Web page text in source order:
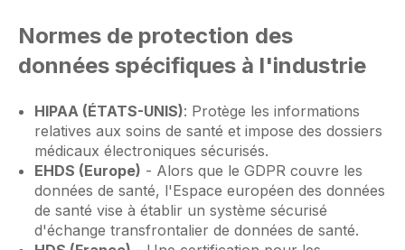
Normes de protection des
données spécifiques à l'industrie
HIPAA (ÉTATS-UNIS): Protège les informations
relatives aux soins de santé et impose des dossiers
médicaux électroniques sécurisés.
EHDS (Europe) - Alors que le GDPR couvre les
données de santé, l'Espace européen des données
de santé vise à établir un système sécurisé
d'échange transfrontalier de données de santé.